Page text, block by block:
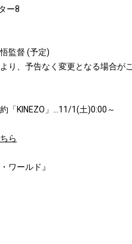
ー8
監督 (予定)
り、予告なく変更となる場合がご
「KINEZO」…11/1(土)0:00～
ら
ワールド』